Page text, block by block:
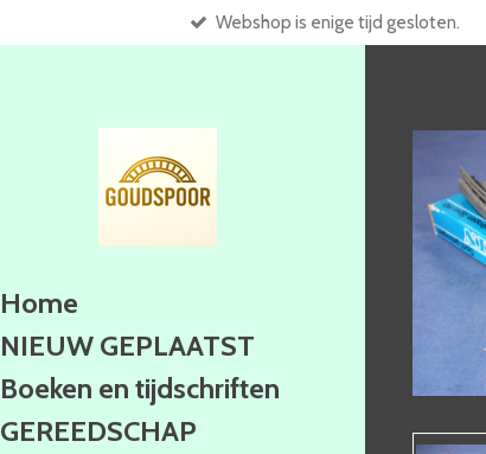
Webshop is enige tijd gesloten.
Home
NIEUW GEPLAATST
Boeken en tijdschriften
GEREEDSCHAP